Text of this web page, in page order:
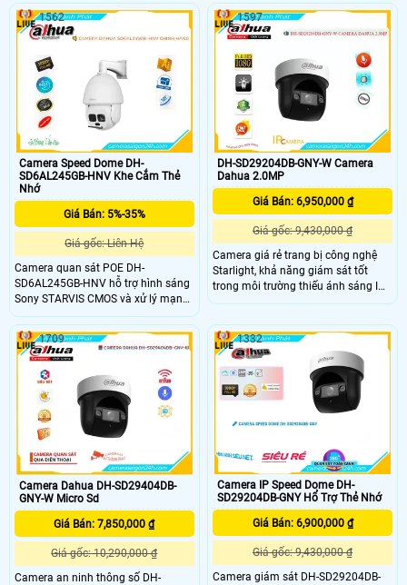
năng Chống Ngược Sáng DWDR
120db và hồng ngoại 20m cho
giám sát ban đêm. Được trang bị
Dome Kim loại công nghệ IP Wifi,
kết nối cấu hình từ xa dễ dàng
ngược sáng DWDR 120db và công
nghệ giám sát ban đêm hồng ngoại
20m. Camera xoay 360 độ với nền
tảng IP Wifi, có khả năng chống
nước và chống va đập ưu việt
Camera Speed Dome DH-
SD6AL245GB-HNV Khe Cắm Thẻ
Nhớ
Giá Bán: 5%-35%
Giá gốc: Liên Hệ
Camera quan sát POE DH-
SD6AL245GB-HNV hỗ trợ hình sáng
Sony STARVIS CMOS và xử lý mạnh
mẽ. Cấu hình Nhận diện và khoanh
vùng mặt người thỏa mãn nhu cầu
quan sát hồng Ngoại Siêu Xa giúp
quan sát ban đêm chế độ Auto
Tracking tự động theo dõi người
xâm nhập
1562
DH-SD29204DB-GNY-W Camera
Dahua 2.0MP
Giá Bán: 6,950,000 ₫
Giá gốc: 9,430,000 ₫
Camera giá rẻ trang bị công nghệ
Starlight, khả năng giám sát tốt
trong môi trường thiếu ánh sáng IP
POE. Với trang bị khả năng PTZ linh
xoay dọc DH-SD29204DB-GNY-W. Sử
dụng công nghệ chip xử lý hình ảnh
CMOS, thu hình ảnh màu đẹp hơn
và hình ảnh ban đêm sáng đẹp với
hồng ngoại 50m chất lượng tốt
1597
Camera Dahua DH-SD29404DB-
GNY-W Micro Sd
Giá Bán: 7,850,000 ₫
Giá gốc: 10,290,000 ₫
Camera an ninh thông số DH-
1709
Camera IP Speed Dome DH-
SD29204DB-GNY Hổ Trợ Thẻ Nhớ
Giá Bán: 6,900,000 ₫
Giá gốc: 9,430,000 ₫
Camera giám sát DH-SD29204DB-
1332